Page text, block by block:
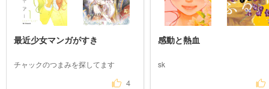
最近少女マンガがすき
チャックのつまみを探してます
4
感動と熱血
sk